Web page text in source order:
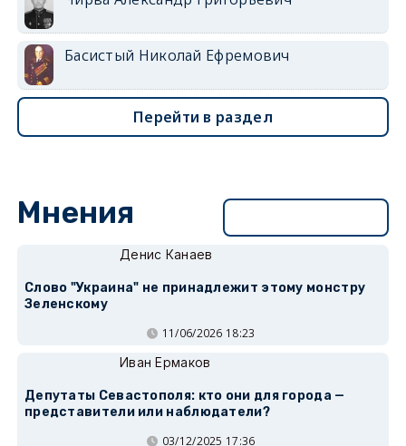
Басистый Николай Ефремович
Перейти в раздел
Мнения
Денис Канаев
Слово "Украина" не принадлежит этому монстру
Зеленскому
11/06/2026 18:23
Иван Ермаков
Депутаты Севастополя: кто они для города —
представители или наблюдатели?
03/12/2025 17:36